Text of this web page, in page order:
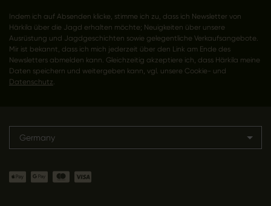
Indem ich auf Absenden klicke, stimme ich zu, dass ich Newsletter von
Härkila über die Jagd erhalten möchte; Neuigkeiten über unsere
Ausrüstung und Jagdgeschichten sowie gelegentliche Verkaufsangebote.
Mir ist bekannt, dass ich mich jederzeit über den Link am Ende des
Newsletters abmelden kann. Gleichzeitig akzeptiere ich, dass Härkila meine
Daten speichern und weitergeben kann, vgl. unsere Cookie- und
Datenschutz.
Germany